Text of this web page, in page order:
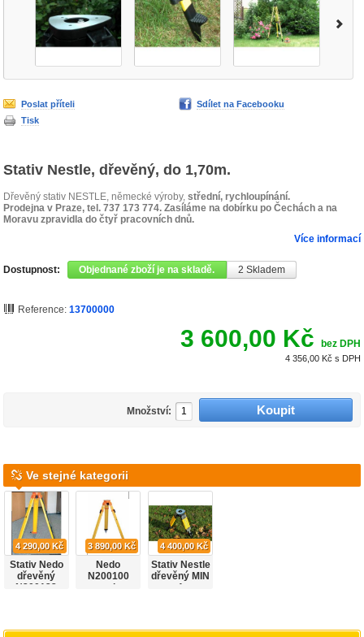
Poslat příteli
Sdílet na Facebooku
Tisk
Stativ Nestle, dřevěný, do 1,70m.
Dřevěný stativ NESTLE, německé výroby,střední, rychloupínání.
Prodejna v Praze, tel. 737 173 774. Zasíláme na dobírku po Čechách a na
Moravu zpravidla do čtyř pracovních dnů.
Více informací
Dostupnost: Objednané zboží je na skladě. 2 Skladem
Reference: 13700000
3 600,00 Kč bez DPH
4 356,00 Kč s DPH
Množství:
Ve stejné kategorii
4 290,00 Kč
Stativ Nedo
dřevěný
N200133
3 890,00 Kč
Nedo
N200100
stativ
4 400,00 Kč
Stativ Nestle
dřevěný MIN
1